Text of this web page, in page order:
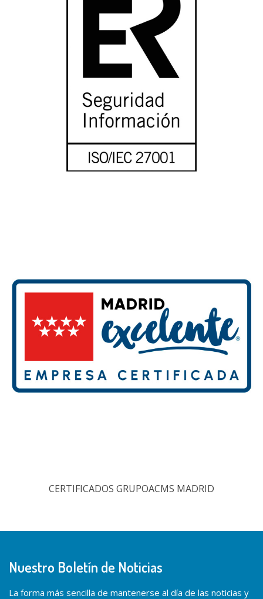
CERTIFICADOS GRUPOACMS MADRID
Nuestro Boletín de Noticias
La forma más sencilla de mantenerse al día de las noticias y